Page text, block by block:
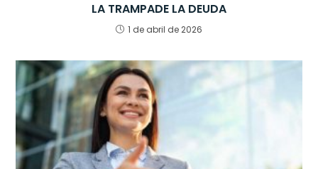
LA TRAMPADE LA DEUDA
1 de abril de 2026